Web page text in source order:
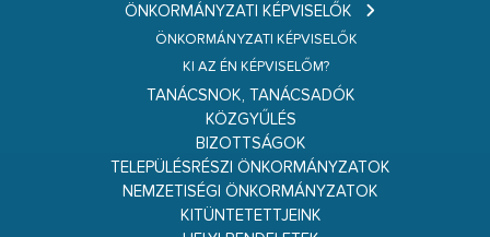
ÖNKORMÁNYZATI KÉPVISELŐK
ÖNKORMÁNYZATI KÉPVISELŐK
KI AZ ÉN KÉPVISELŐM?
TANÁCSNOK, TANÁCSADÓK
KÖZGYŰLÉS
BIZOTTSÁGOK
TELEPÜLÉSRÉSZI ÖNKORMÁNYZATOK
NEMZETISÉGI ÖNKORMÁNYZATOK
KITÜNTETETTJEINK